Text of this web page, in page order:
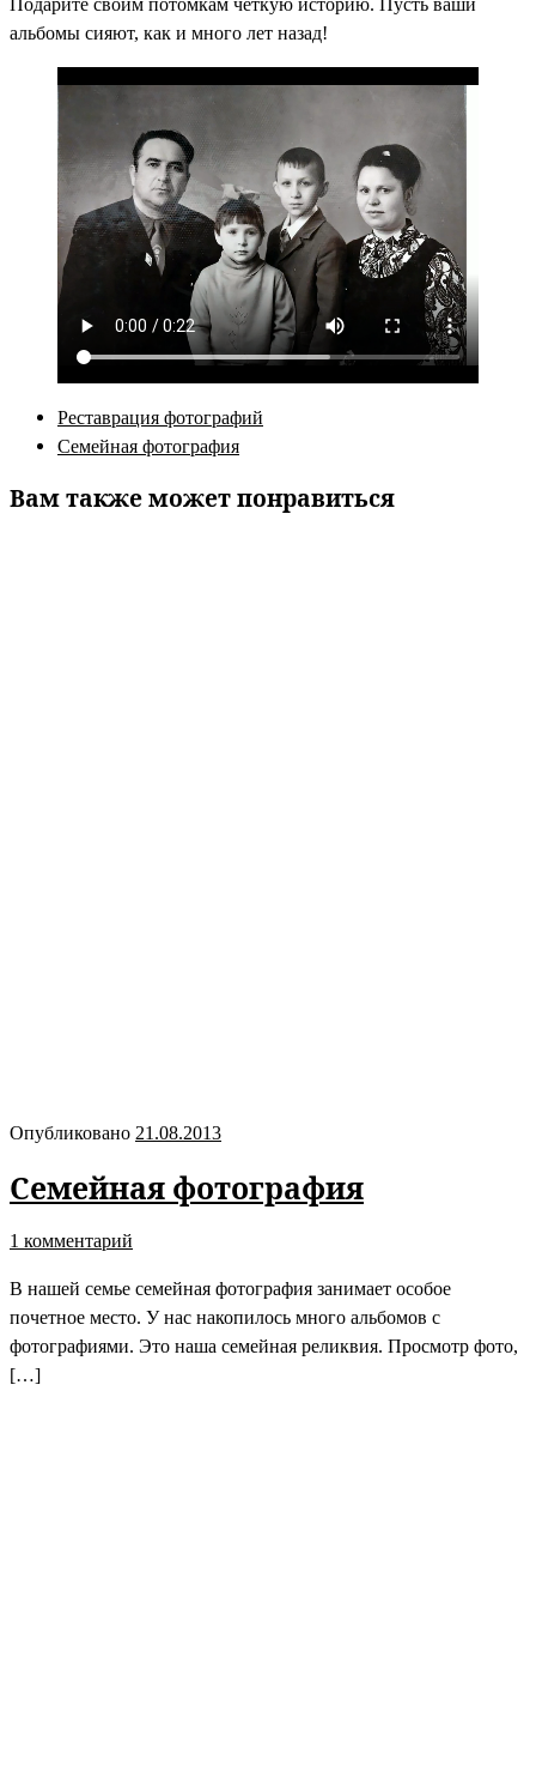
альбомы сияют, как и много лет назад!
Реставрация фотографий
Семейная фотография
Вам также может понравиться
Опубликовано 21.08.2013
Семейная фотография
1 комментарий
В нашей семье семейная фотография занимает особое
почетное место. У нас накопилось много альбомов с
фотографиями. Это наша семейная реликвия. Просмотр фото,
[…]